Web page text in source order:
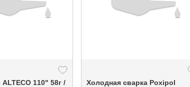
110" 58г /
Холодная сварка Poxipol